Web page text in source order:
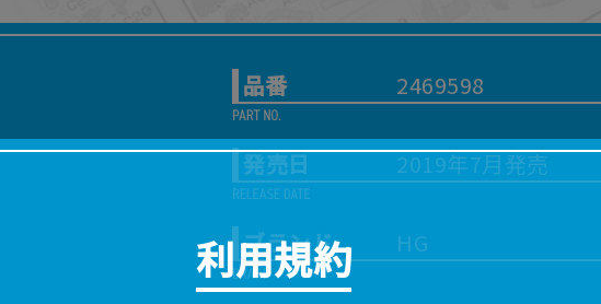
品番 2469598
発売日 2019年7月発売
ブランド HG
利用規約